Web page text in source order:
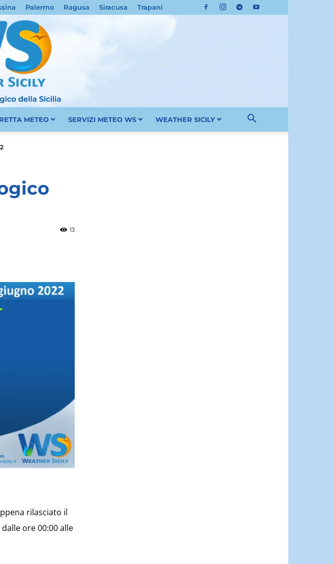
Palermo Ragusa Siracusa Trapani
METEO SERVIZI METEO WS WEATHER SICILY
13
rilasciato il
ore 00:00 alle